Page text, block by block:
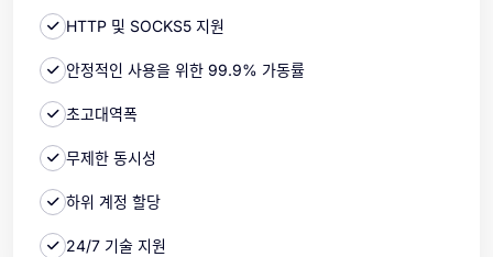
HTTP 및 SOCKS5 지원
안정적인 사용을 위한 99.9% 가동률
초고대역폭
무제한 동시성
하위 계정 할당
24/7 기술 지원